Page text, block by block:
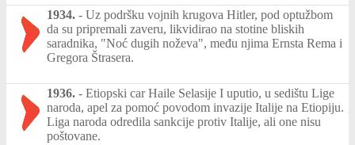
1934. - Uz podršku vojnih krugova Hitler, pod optužbom
da su pripremali zaveru, likvidirao na stotine bliskih
saradnika, "Noć dugih noževa", među njima Ernsta Rema i
Gregora Štrasera.
1936. - Etiopski car Haile Selasije I uputio, u sedištu Lige
naroda, apel za pomoć povodom invazije Italije na Etiopiju.
Liga naroda odredila sankcije protiv Italije, ali one nisu
poštovane.